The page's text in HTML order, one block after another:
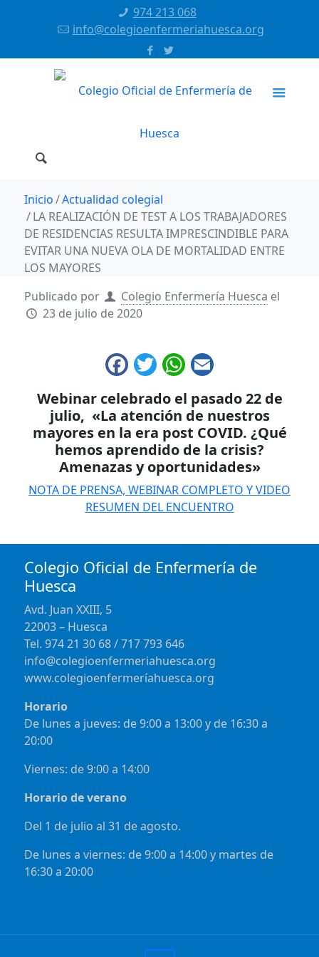
974 213 068
info@colegioenfermeriahuesca.org
Inicio Actualidad colegial
LA REALIZACIÓN DE TEST A LOS TRABAJADORES
DE RESIDENCIAS RESULTA IMPRESCINDIBLE PARA
EVITAR UNA NUEVA OLA DE MORTALIDAD ENTRE
LOS MAYORES
Publicado por
Colegio Enfermería Huesca el
23 de julio de 2020
Facebook
TwitterWhatsApp
Webinar celebrado el pasado 22 de
julio, «La atención de nuestros
mayores en la era post COVID. ¿Qué
hemos aprendido de la crisis?
Amenazas y oportunidades»
NOTA DE PRENSA, WEBINAR COMPLETO Y VIDEO
RESUMEN DEL ENCUENTRO
Colegio Oficial de Enfermería de
Huesca
Avd. Juan XXIII, 5
22003 – Huesca
Tel. 974 21 30 68 / 717 793 646
info@colegioenfermeriahuesca.org
www.colegioenfermeríahuesca.org
Horario
De lunes a jueves: de 9:00 a 13:00 y de 16:30 a
20:00
Viernes: de 9:00 a 14:00
Horario de verano
Del 1 de julio al 31 de agosto.
De lunes a viernes: de 9:00 a 14:00 y martes de
16:30 a 20:00